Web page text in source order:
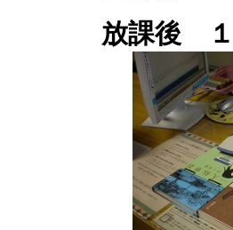
放課後 １